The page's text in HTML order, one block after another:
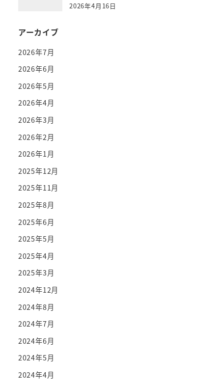
2026年4月16日
アーカイブ
2026年7月
2026年6月
2026年5月
2026年4月
2026年3月
2026年2月
2026年1月
2025年12月
2025年11月
2025年8月
2025年6月
2025年5月
2025年4月
2025年3月
2024年12月
2024年8月
2024年7月
2024年6月
2024年5月
2024年4月